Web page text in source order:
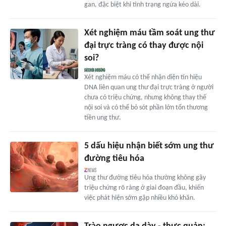
gan, đặc biệt khi tình trạng ngứa kéo dài.
Xét nghiệm máu tầm soát ung thư
đại trực tràng có thay được nội
soi?
Xét nghiệm máu có thể nhận diện tín hiệu
DNA liên quan ung thư đại trực tràng ở người
chưa có triệu chứng, nhưng không thay thế
nội soi và có thể bỏ sót phần lớn tổn thương
tiền ung thư.
5 dấu hiệu nhận biết sớm ung thư
đường tiêu hóa
Ung thư đường tiêu hóa thường không gây
triệu chứng rõ ràng ở giai đoạn đầu, khiến
việc phát hiện sớm gặp nhiều khó khăn.